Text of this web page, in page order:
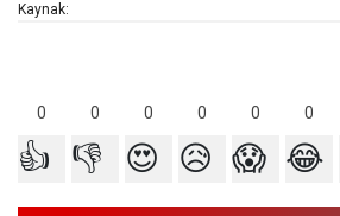
Kaynak:
0 0 0 0 0 0
👍 👎 😍 😥 😱 😂